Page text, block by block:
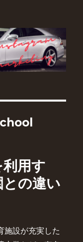
用す
の違い
施設が充実した